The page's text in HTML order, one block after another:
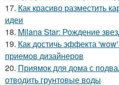
17. Как красиво разместить
идеи
18. Milana Star: Рождение
19. Как достичь эффекта
приемов дизайнеров
20. Приямок для дома с
отводить грунтовые воды